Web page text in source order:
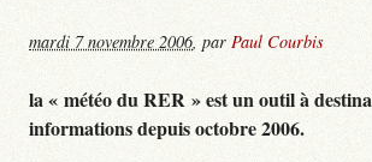
mardi 7 novembre 2006, par Paul Courbis
la « météo du RER » est un outil à
informations depuis octobre 2006.